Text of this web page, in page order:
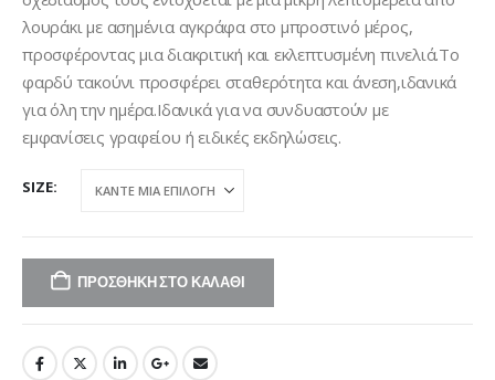
λουράκι με ασημένια αγκράφα στο μπροστινό μέρος,
προσφέροντας μια διακριτική και εκλεπτυσμένη πινελιά.Το
φαρδύ τακούνι προσφέρει σταθερότητα και άνεση,ιδανικά
για όλη την ημέρα.Ιδανικά για να συνδυαστούν με
εμφανίσεις γραφείου ή ειδικές εκδηλώσεις.
SIZE
ΠΡΟΣΘΉΚΗ ΣΤΟ ΚΑΛΆΘΙ